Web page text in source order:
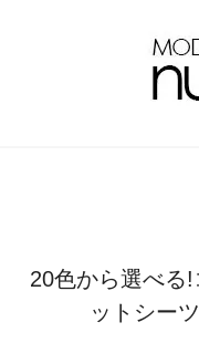
20色から選べる
ットシー